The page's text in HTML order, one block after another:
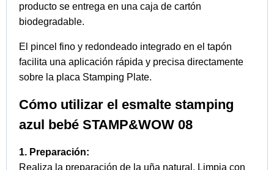
producto se entrega en una caja de cartón
biodegradable.
El pincel fino y redondeado integrado en el tapón
facilita una aplicación rápida y precisa directamente
sobre la placa Stamping Plate.
Cómo utilizar el esmalte stamping
azul bebé STAMP&WOW 08
1. Preparación:
Realiza la preparación de la uña natural. Limpia con